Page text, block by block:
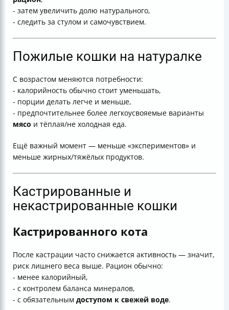
- затем увеличить долю натурального,
- следить за стулом и самочувствием.
Пожилые кошки на натуралке
С возрастом меняются потребности:
- калорийность обычно стоит уменьшать,
- порции делать легче и меньше,
- предпочтительнее более легкоусвояемые варианты
мясо и тёплая/не холодная еда.
Ещё важный момент — меньше «экспериментов» и
меньше жирных/тяжёлых продуктов.
Кастрированные и
некастрированные кошки
Кастрированного кота
После кастрации часто снижается активность — значит,
риск лишнего веса выше. Рацион обычно:
- менее калорийный,
- с контролем баланса минералов,
- с обязательным доступом к свежей воде.